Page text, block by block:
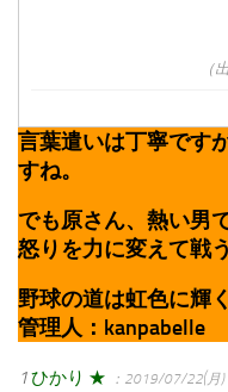
（
言葉遣いは丁寧です
すね。
でも原さん、熱い男
怒りを力に変えて戦
野球の道は虹色に輝く
管理人：kanpabelle
1ひかり ★ ：2019/07/22(月